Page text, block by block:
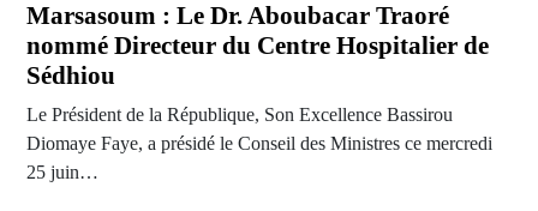
Marsasoum : Le Dr. Aboubacar Traoré
nommé Directeur du Centre Hospitalier de
Sédhiou
Le Président de la République, Son Excellence Bassirou
Diomaye Faye, a présidé le Conseil des Ministres ce mercredi
25 juin…